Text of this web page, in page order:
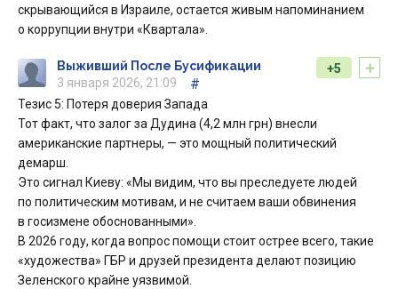
скрывающийся в Израиле, остается живым напоминанием
о коррупции внутри «Квартала».
+
+5
Выживший После Бусификации
3 января 2026, 21:09
#
Тезис 5: Потеря доверия Запада
Тот факт, что залог за Дудина (4,2 млн грн) внесли
американские партнеры, — это мощный политический
демарш.
Это сигнал Киеву: «Мы видим, что вы преследуете людей
по политическим мотивам, и не считаем ваши обвинения
в госизмене обоснованными».
В 2026 году, когда вопрос помощи стоит острее всего, такие
«художества» ГБР и друзей президента делают позицию
Зеленского крайне уязвимой.